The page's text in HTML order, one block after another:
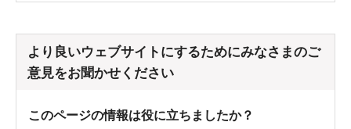
より良いウェブサイトにするためにみなさまのご
意見をお聞かせください
このページの情報は役に立ちましたか？